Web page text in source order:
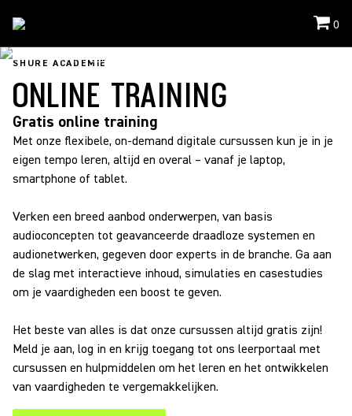
0
Shure Academy / Online-Training
SHURE ACADEMIE
ONLINE TRAINING
Gratis online training
Met onze flexibele, on-demand digitale cursussen kun je in je
eigen tempo leren, altijd en overal – vanaf je laptop,
smartphone of tablet.
Verken een breed aanbod onderwerpen, van basis
audioconcepten tot geavanceerde draadloze systemen en
audionetwerken, gegeven door experts in de branche. Ga aan
de slag met interactieve inhoud, simulaties en casestudies
om je vaardigheden een boost te geven.
Het beste van alles is dat onze cursussen altijd gratis zijn!
Meld je aan, log in en krijg toegang tot ons leerportaal met
cursussen en hulpmiddelen om het leren en het ontwikkelen
van vaardigheden te vergemakkelijken.